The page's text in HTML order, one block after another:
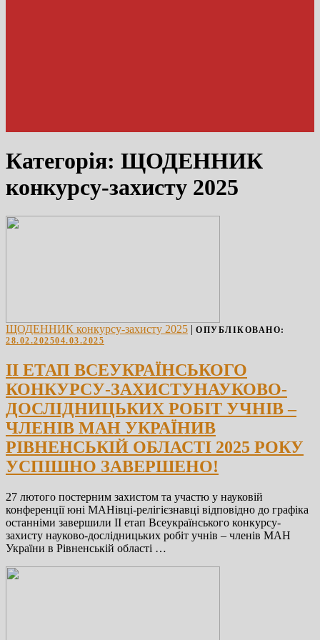
Категорія: ЩОДЕННИК
конкурсу-захисту 2025
ЩОДЕННИК конкурсу-захисту 2025 | ОПУБЛІКОВАНО:
28.02.202504.03.2025
ІІ ЕТАП ВСЕУКРАЇНСЬКОГО
КОНКУРСУ-ЗАХИСТУНАУКОВО-
ДОСЛІДНИЦЬКИХ РОБІТ УЧНІВ –
ЧЛЕНІВ МАН УКРАЇНИВ
РІВНЕНСЬКІЙ ОБЛАСТІ 2025 РОКУ
УСПІШНО ЗАВЕРШЕНО!
27 лютого постерним захистом та участю у науковій
конференції юні МАНівці-релігієзнавці відповідно до графіка
останніми завершили ІІ етап Всеукраїнського конкурсу-
захисту науково-дослідницьких робіт учнів – членів МАН
України в Рівненській області …